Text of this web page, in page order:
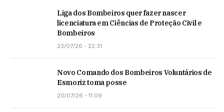
Liga dos Bombeiros quer fazer nascer
licenciatura em Ciências de Proteção Civil e
Bombeiros
23/07/26 - 22:31
Novo Comando dos Bombeiros Voluntários de
Esmoriz toma posse
20/07/26 - 11:09